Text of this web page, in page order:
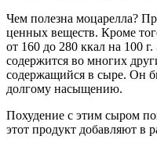
Чем полезна моцарелла?
ценных веществ. Кроме
от 160 до 280 ккал на 100
содержится во многих
содержащийся в сыре. Он
долгому насыщению.
Похудение с этим сыром
этот продукт добавляют в